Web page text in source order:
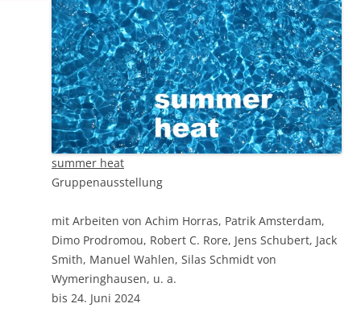
summer heat
Gruppenausstellung
mit Arbeiten von Achim Horras, Patrik Amsterdam,
Dimo Prodromou, Robert C. Rore, Jens Schubert, Jack
Smith, Manuel Wahlen, Silas Schmidt von
Wymeringhausen, u. a.
bis 24. Juni 2024